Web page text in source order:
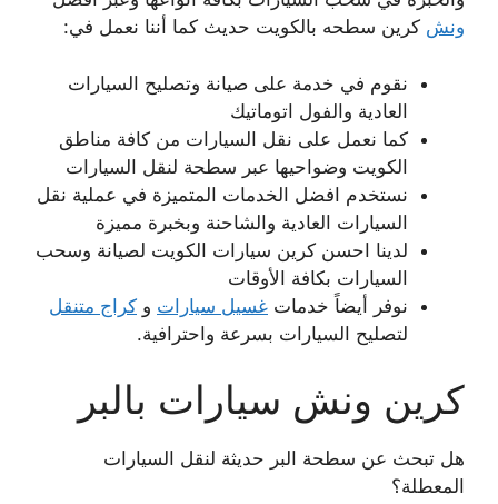
ونش كرين سطحه بالكويت حديث كما أننا نعمل في:
نقوم في خدمة على صيانة وتصليح السيارات
العادية والفول اتوماتيك
كما نعمل على نقل السيارات من كافة مناطق
الكويت وضواحيها عبر سطحة لنقل السيارات
نستخدم افضل الخدمات المتميزة في عملية نقل
السيارات العادية والشاحنة وبخبرة مميزة
لدينا احسن كرين سيارات الكويت لصيانة وسحب
السيارات بكافة الأوقات
نوفر أيضاً خدمات غسيل سيارات و كراج متنقل
لتصليح السيارات بسرعة واحترافية.
كرين ونش سيارات بالبر
هل تبحث عن سطحة البر حديثة لنقل السيارات
المعطلة؟